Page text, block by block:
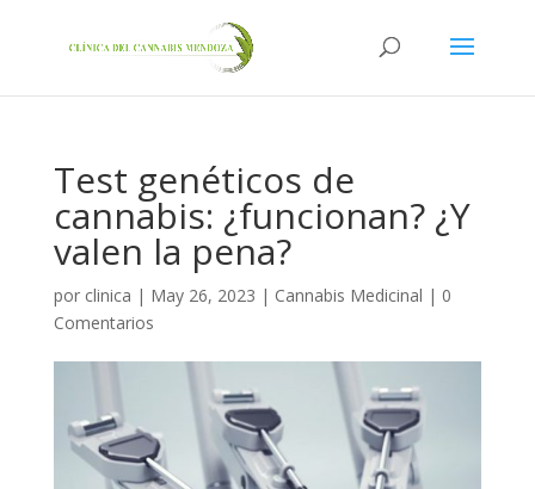
Test genéticos de
cannabis: ¿funcionan? ¿Y
valen la pena?
por clinica | May 26, 2023 | Cannabis Medicinal | 0
Comentarios